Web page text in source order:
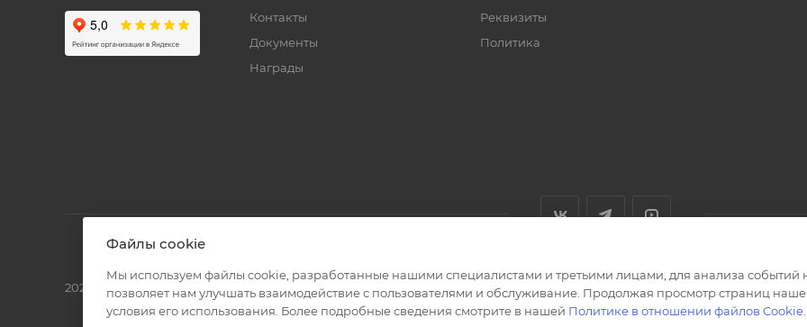
Контакты
Документы
Награды
Реквизиты
Политика
2026 © Полиграф кит - интернет-магазин
Файлы cookie
Мы используем файлы cookie, разработанные нашими специалистами и третьими лицами, для анализа событий
позволяет нам улучшать взаимодействие с пользователями и обслуживание. Продолжая просмотр страниц
условия его использования. Более подробные сведения смотрите в нашей Политике в отношении файлов Cookie